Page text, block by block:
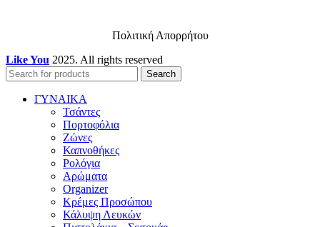
Πολιτική Απορρήτου
Like You 2025. All rights reserved
Search
ΓΥΝΑΙΚΑ
Τσάντες
Πορτοφόλια
Ζώνες
Καπνοθήκες
Ρολόγια
Αρώματα
Organizer
Κρέμες Προσώπου
Κάλυψη Λευκών